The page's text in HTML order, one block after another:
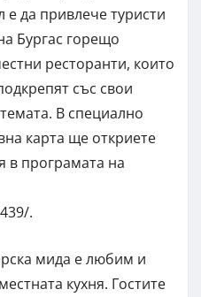
да привлече туристи
Бургас горещо
ресторанти, които
със свои
В специално
карта ще откриете
в програмата на
.
мида е любим и
кухня. Гостите